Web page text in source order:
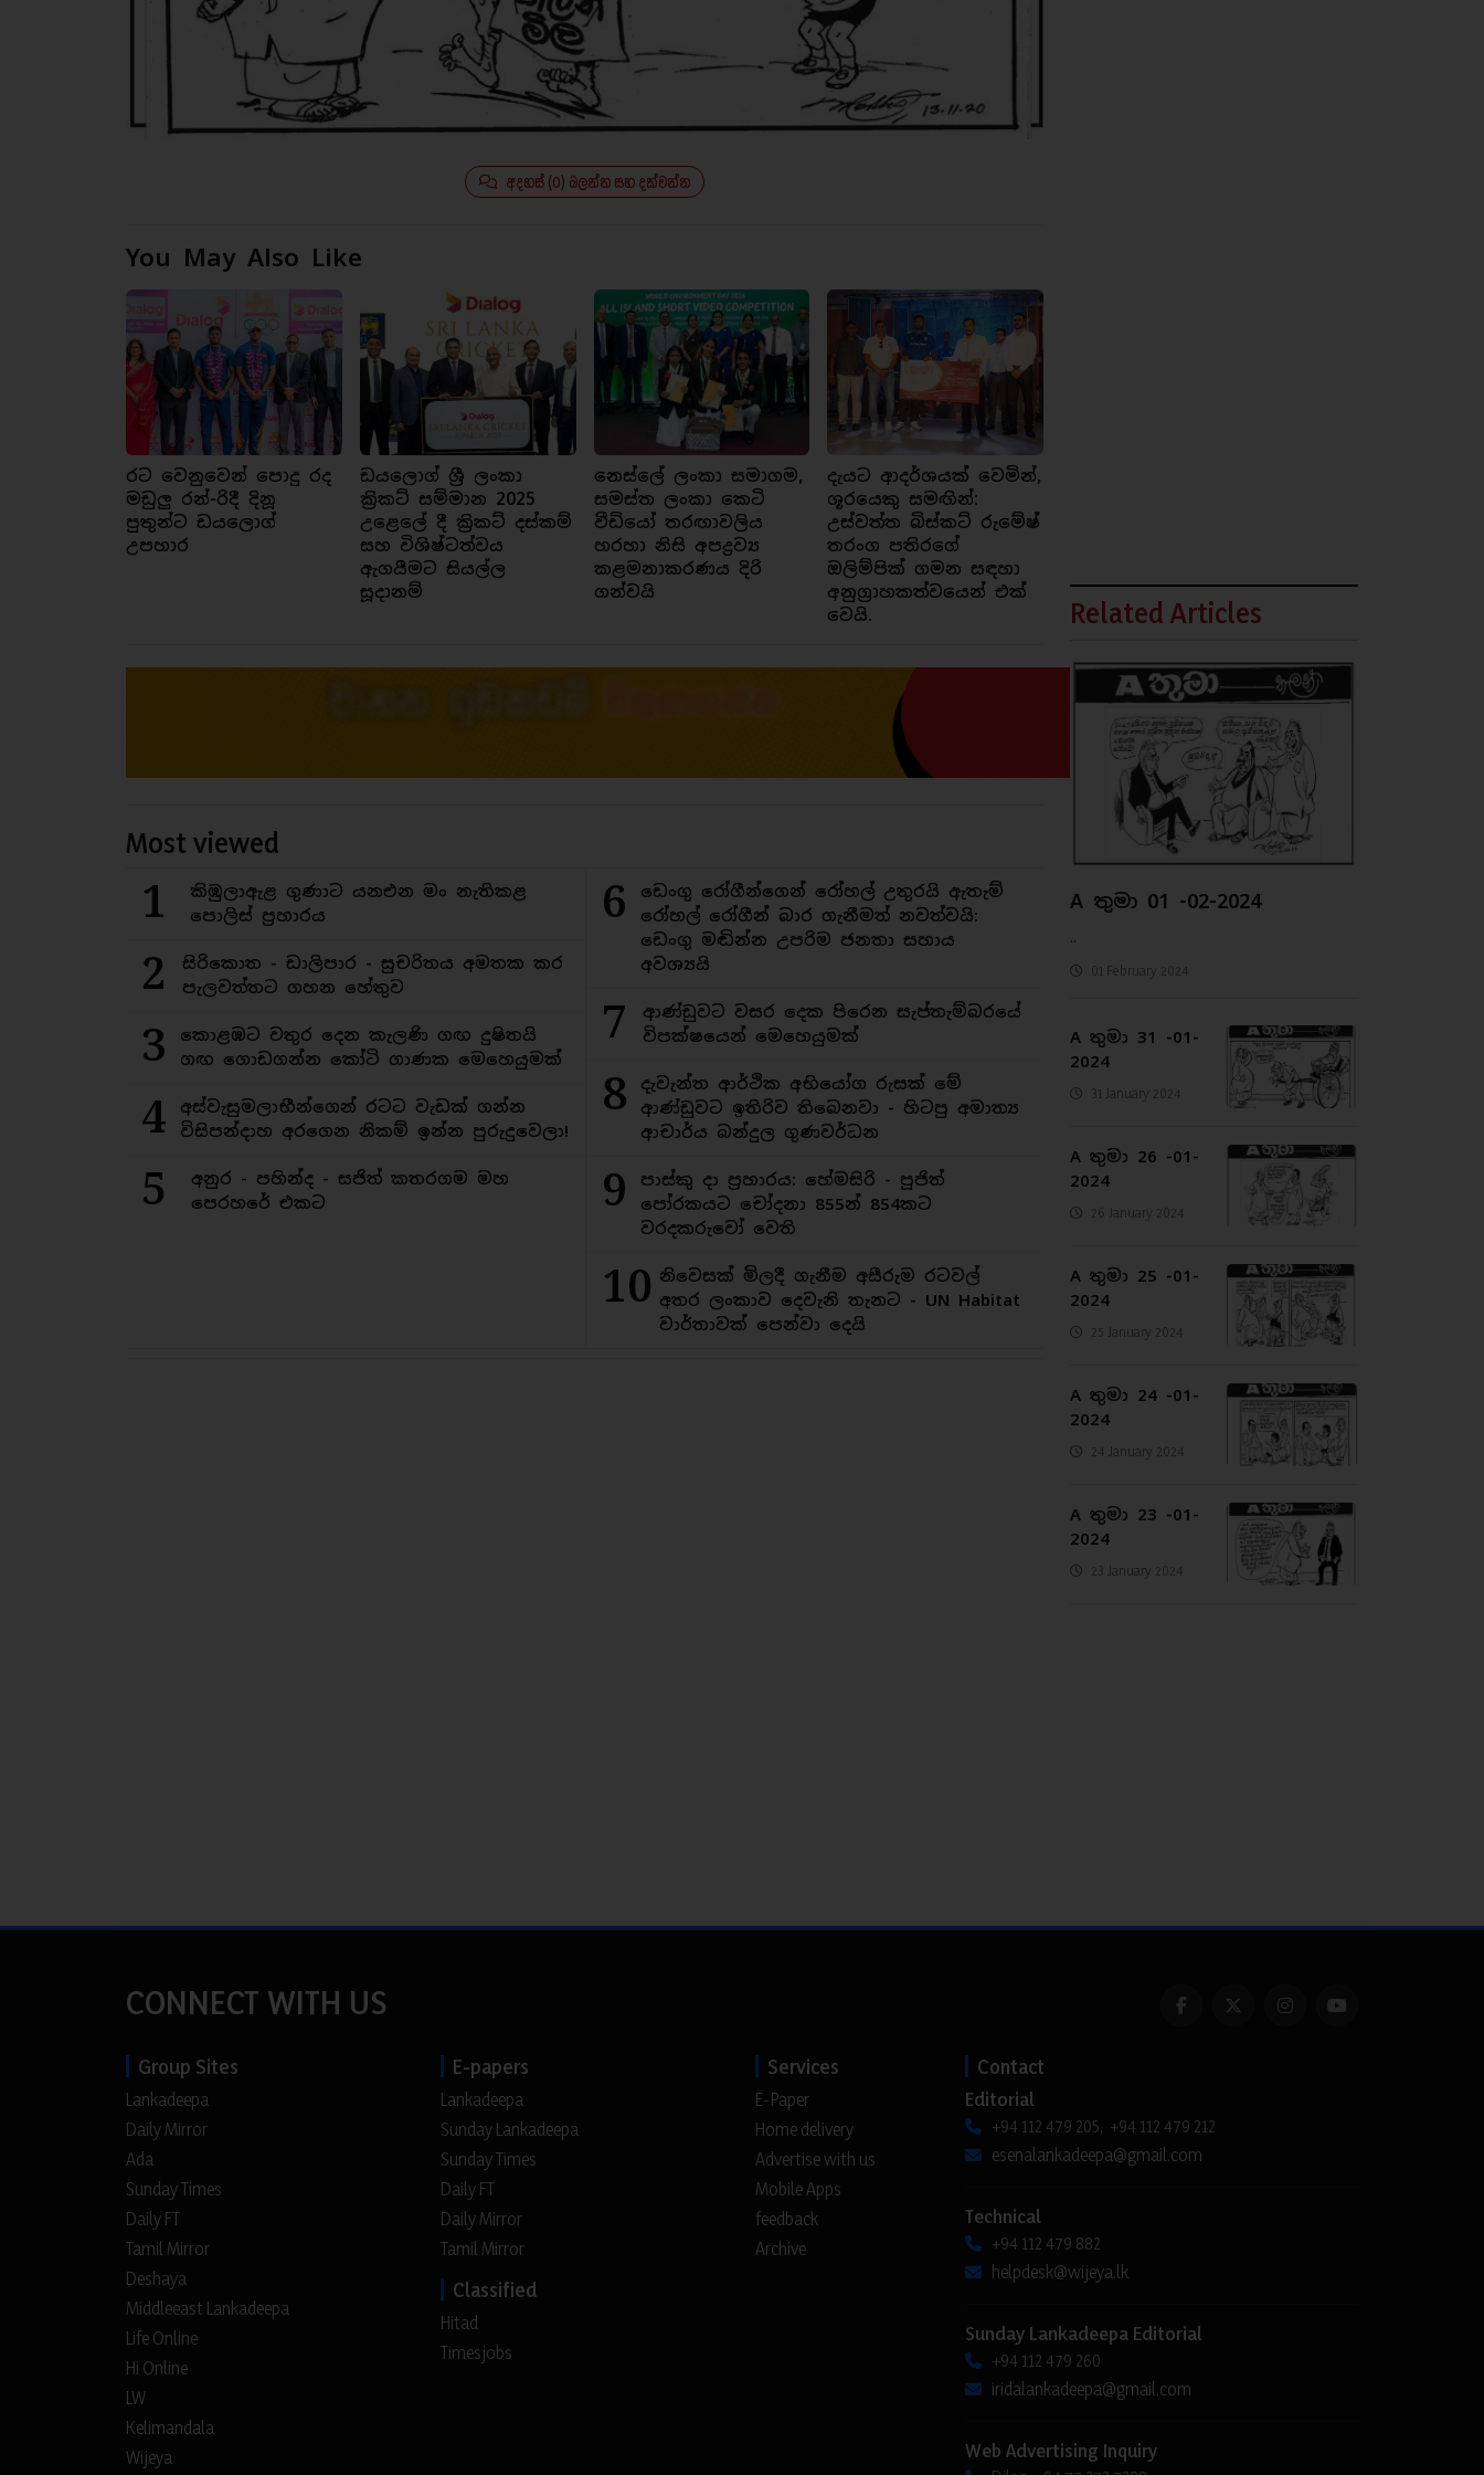
අදහස් (0) බලන්න සහ දක්වන්න
You May Also Like
රට වෙනුවෙන් පොදු රද
මඩුලු රන්-රිදී දිනූ
පුතුන්ට ඩයලොග්
උපහාර
ඩයලොග් ශ්‍රී ලංකා
ක්‍රිකට් සම්මාන 2025
උළෙලේ දී ක්‍රිකට් දස්කම්
සහ විශිෂ්ටත්වය
ඇගයීමට සියල්ල
සූදානම්
නෙස්ලේ ලංකා සමාගම,
සමස්ත ලංකා කෙටි
වීඩියෝ තරඟාවලිය
හරහා නිසි අපද්‍රව්‍ය
කළමනාකරණය දිරි
ගන්වයි
දැයට ආදර්ශයක් වෙමින්,
ශූරයෙකු සමඟින්:
උස්වත්ත බිස්කට් රුමේෂ්
තරංග පතිරගේ
ඔලිම්පික් ගමන සඳහා
අනුග්‍රාහකත්වයෙන් එක්
වෙයි.
Most viewed
1
කිඹුලාඇළ ගුණාට යනඑන මං නැතිකළ
පොලිස් ප්‍රහාරය
2
සිරිකොත - ඩාලිපාර - සුචරිතය අමතක කර
පැලවත්තට ගහන හේතුව
3
කොළඹට වතුර දෙන කැලණි ගඟ දුෂිතයි
ගඟ ගොඩගන්න කෝටි ගාණක මෙහෙයුමක්
4
අස්වැසුමලාභීන්ගෙන් රටට වැඩක් ගන්න
විසිපන්දාහ අරගෙන නිකම් ඉන්න පුරුදුවෙලා!
5
අනුර - පහින්ද - සජිත් කතරගම මහ
පෙරහරේ එකට
6
ඩෙංගු රෝගීන්ගෙන් රෝහල් උතුරයි ඇතැම්
රෝහල් රෝගීන් බාර ගැනීමත් නවත්වයි:
ඩෙංගු මඬින්න උපරිම ජනතා සහාය
අවශ්‍යයි
7
ආණ්ඩුවට වසර දෙක පිරෙන සැප්තැම්බරයේ
විපක්ෂයෙන් මෙහෙයුමක්
8
දැවැන්ත ආර්ථික අභියෝග රුසක් මේ
ආණ්ඩුවට ඉතිරිව තිබෙනවා - හිටපු අමාත්‍ය
ආචාර්ය බන්දුල ගුණවර්ධන
9
පාස්කු දා ප්‍රහාරය: හේමසිරි - පූජිත්
පෝරකයට චෝදනා 855න් 854කට
වරදකරුවෝ වෙති
10 නිවෙසක් මිලදී ගැනීම අසීරුම රටවල්
අතර ලංකාව දෙවැනි තැනට - UN Habitat
වාර්තාවක් පෙන්වා දෙයි
Related Articles
A තුමා 01 -02-2024
..
01 February 2024
A තුමා 31 -01-
2024
31 January 2024
A තුමා 26 -01-
2024
26 January 2024
A තුමා 25 -01-
2024
25 January 2024
A තුමා 24 -01-
2024
24 January 2024
A තුමා 23 -01-
2024
23 January 2024
CONNECT WITH US
Group Sites
Lankadeepa
Daily Mirror
Ada
Sunday Times
Daily FT
Tamil Mirror
Deshaya
Middleeast Lankadeepa
Life Online
Hi Online
LW
Kelimandala
Wijeya
E-papers
Lankadeepa
Sunday Lankadeepa
Sunday Times
Daily FT
Daily Mirror
Tamil Mirror
Classified
Hitad
Timesjobs
Services
E-Paper
Home delivery
Advertise with us
Mobile Apps
feedback
Archive
Contact
Editorial
+94 112 479 205, +94 112 479 212
esenalankadeepa@gmail.com
Technical
+94 112 479 882
helpdesk@wijeya.lk
Sunday Lankadeepa Editorial
+94 112 479 260
iridalankadeepa@gmail.com
Web Advertising Inquiry